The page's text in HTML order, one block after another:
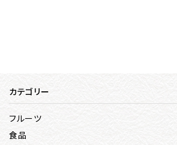
カテゴリー
フルーツ
食品